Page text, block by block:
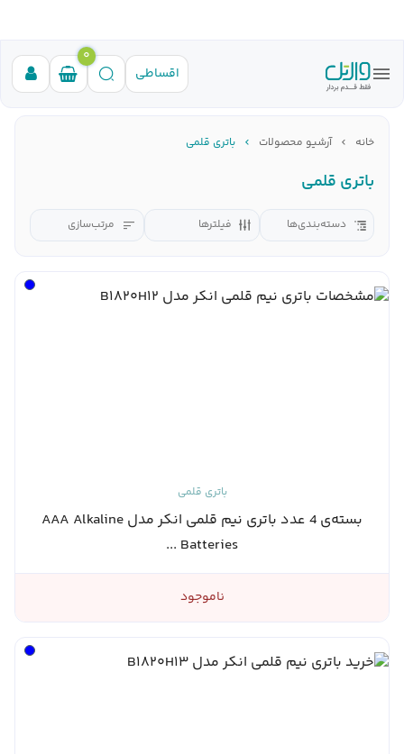
اقساطی
0
خانه آرشیو محصولات باتری قلمی
باتری قلمی
دسته‌بندی‌ها فیلترها مرتب‌سازی
باتری قلمی
بسته‌ی 4 عدد باتری نیم قلمی انکر مدل AAA Alkaline
Batteries ...
ناموجود